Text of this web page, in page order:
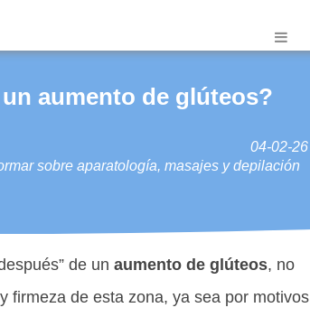
aumento de glúteos?
04-02-26
sobre aparatología, masajes y depilación
de un aumento de glúteos, no
firmeza de esta zona, ya sea por motivos